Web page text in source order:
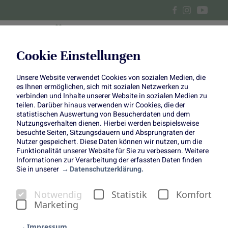
Cookie Einstellungen
Unsere Website verwendet Cookies von sozialen Medien, die
es Ihnen ermöglichen, sich mit sozialen Netzwerken zu
verbinden und Inhalte unserer Website in sozialen Medien zu
teilen. Darüber hinaus verwenden wir Cookies, die der
statistischen Auswertung von Besucherdaten und dem
Nutzungsverhalten dienen. Hierbei werden beispielsweise
besuchte Seiten, Sitzungsdauern und Absprungraten der
Nutzer gespeichert. Diese Daten können wir nutzen, um die
Funktionalität unserer Website für Sie zu verbessern. Weitere
Informationen zur Verarbeitung der erfassten Daten finden
Sie in unserer
Datenschutzerklärung.
Notwendig Statistik
Komfort
Marketing
Selleriesuppe und griechischer
Spinatkuchen
Wenn die Blätter sich färben und die Tage kürzer werden,
laden uns die frischen, kräftigen Aromen der Saison ein,
neue Rezepte auszuprobieren. Knackiger Sellerie und
frischer Spinat gehören für uns auf jeden Fall zum Herbst
dazu. Sie sorgen nicht nur für Farbe auf dem Teller,